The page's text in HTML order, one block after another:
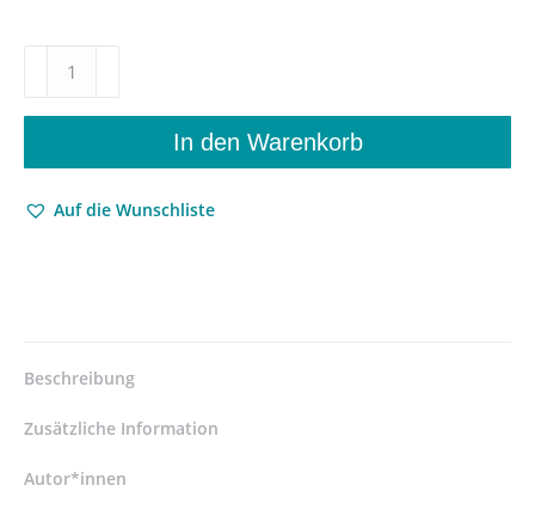
Adaption
Theorieansätze
empirische
Formats,
,europäischen
in
In den Warenkorb
Auf die Wunschliste
Beschreibung
Zusätzliche Information
Autor*innen